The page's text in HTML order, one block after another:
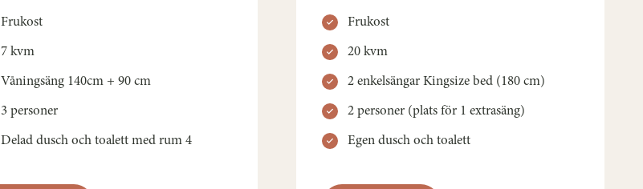
Frukost
7 kvm
Våningsäng 140cm + 90 cm
3 personer
Delad dusch och toalett med rum 4
Frukost
20 kvm
2 enkelsängar Kingsize bed (180 cm)
2 personer (plats för 1 extrasäng)
Egen dusch och toalett